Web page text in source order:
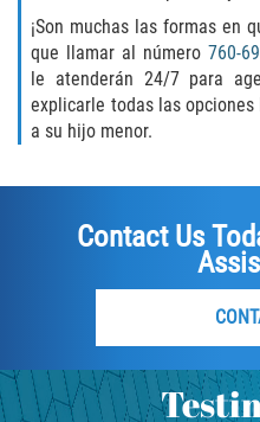
Sexual Battery
Statutory Rape
Lewd Acts on a
Theft Crimes
Auto Burglary
Burglary
Burglary of a
¡Son muchas las formas en
que llamar al número760-
le atenderán 24/7 para
explicarle todas las
a su hijo menor.
Contact Us